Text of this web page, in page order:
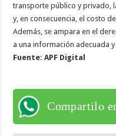
transporte público y privado,
y, en consecuencia, el costo
Además, se ampara en el
a una información adecuada y
Fuente: APF Digital
Compartilo